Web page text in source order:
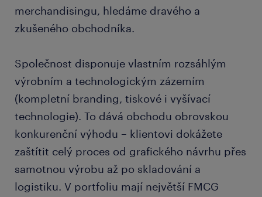
merchandisingu, hledáme dravého a
zkušeného obchodníka.
Společnost disponuje vlastním rozsáhlým
výrobním a technologickým zázemím
(kompletní branding, tiskové i vyšívací
technologie). To dává obchodu obrovskou
konkurenční výhodu – klientovi dokážete
zaštítit celý proces od grafického návrhu přes
samotnou výrobu až po skladování a
logistiku. V portfoliu mají největší FMCG